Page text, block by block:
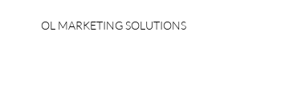
OL MARKETING SOLUTIONS